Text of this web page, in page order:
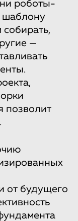
роботы-
шаблону
собирать,
—
позволит
от будущего